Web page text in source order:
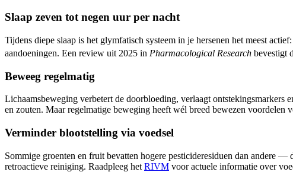
Slaap zeven tot negen uur per nacht
Tijdens diepe slaap is het glymfatisch systeem in je hersenen het meest
aandoeningen. Een review uit 2025 in Pharmacological Research bevestigt
Beweeg regelmatig
Lichaamsbeweging verbetert de doorbloeding, verlaagt
en zouten. Maar regelmatige beweging heeft wél breed bewezen
Verminder blootstelling via voedsel
Sommige groenten en fruit bevatten hogere pesticideresiduen dan andere
retroactieve reiniging. Raadpleeg het RIVM voor actuele informatie over